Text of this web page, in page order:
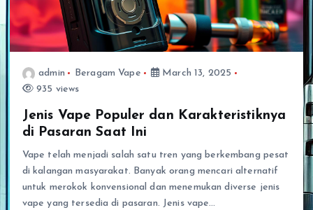
admin Beragam Vape
March 13, 2025
935 views
Jenis Vape Populer dan Karakteristiknya
di Pasaran Saat Ini
Vape telah menjadi salah satu tren yang berkembang pesat
di kalangan masyarakat. Banyak orang mencari alternatif
untuk merokok konvensional dan menemukan diverse jenis
vape yang tersedia di pasaran. Jenis vape…